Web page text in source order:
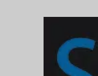
Büyük
Görüntüle